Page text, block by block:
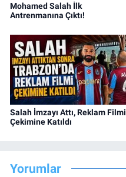
Mohamed Salah İlk
Antrenmanına Çıktı!
Salah İmzayı Attı, Reklam Filmi
Çekimine Katıldı
Yorumlar